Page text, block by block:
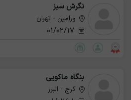
نگرش سبز
ورامین - تهران
01/02/17
بنگاه ماکویی
کرج - البرز